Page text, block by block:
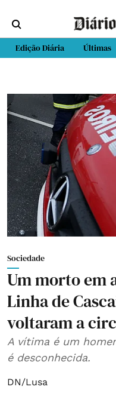
Edição Diária Últimas
Sociedade
Um morto em
Linha de
voltaram a
A vítima é um
é desconhecida.
DN/Lusa